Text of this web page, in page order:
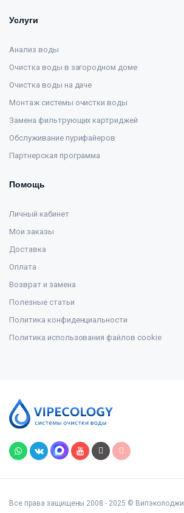
Услуги
Анализ воды
Очистка воды в загородном доме
Очистка воды на даче
Монтаж системы очистки воды
Замена фильтрующих картриджей
Обслуживание пурифайеров
Партнерская программа
Помощь
Личный кабинет
Мои заказы
Доставка
Оплата
Возврат и замена
Полезные статьи
Политика конфиденциальности
Политика использования файлов cookie
Все права защищены 2008 - 2025 © Випэколоджи